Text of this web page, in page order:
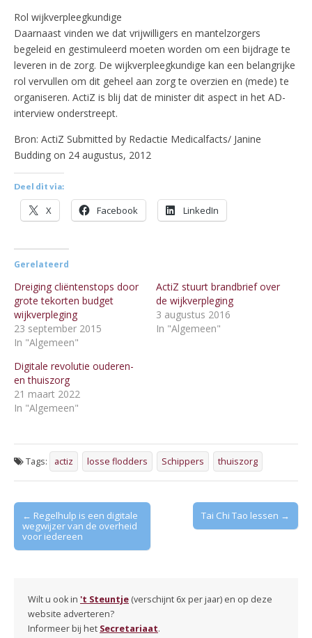
Rol wijkverpleegkundige
Daarnaast vinden we dat vrijwilligers en mantelzorgers
begeleid en gestimuleerd moeten worden om een bijdrage te
leveren in de zorg. De wijkverpleegkundige kan een belangrijke
rol vervullen om dit geheel aan zorg te overzien en (mede) te
organiseren. ActiZ is blij dat de minister dit aspect in het AD-
interview onderstreept.
Bron: ActiZ Submitted by Redactie Medicalfacts/ Janine
Budding on 24 augustus, 2012
Deel dit via:
X Facebook LinkedIn
Gerelateerd
Dreiging cliëntenstops door
grote tekorten budget
wijkverpleging
23 september 2015
In "Algemeen"
ActiZ stuurt brandbrief over
de wijkverpleging
3 augustus 2016
In "Algemeen"
Digitale revolutie ouderen-
en thuiszorg
21 maart 2022
In "Algemeen"
Tags: actiz losse flodders Schippers thuiszorg
Post
navigation
← Regelhulp is een digitale
wegwijzer van de overheid
voor iedereen
Tai Chi Tao lessen →
Wilt u ook in 't Steuntje (verschijnt 6x per jaar) en op deze
website adverteren?
Informeer bij het Secretariaat.